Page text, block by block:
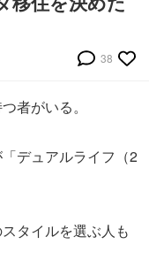
38
者がいる。
デュアルライフ（2
タイルを選ぶ人も